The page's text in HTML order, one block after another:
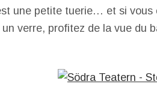
une petite tuerie… et si vous
verre, profitez de la vue du